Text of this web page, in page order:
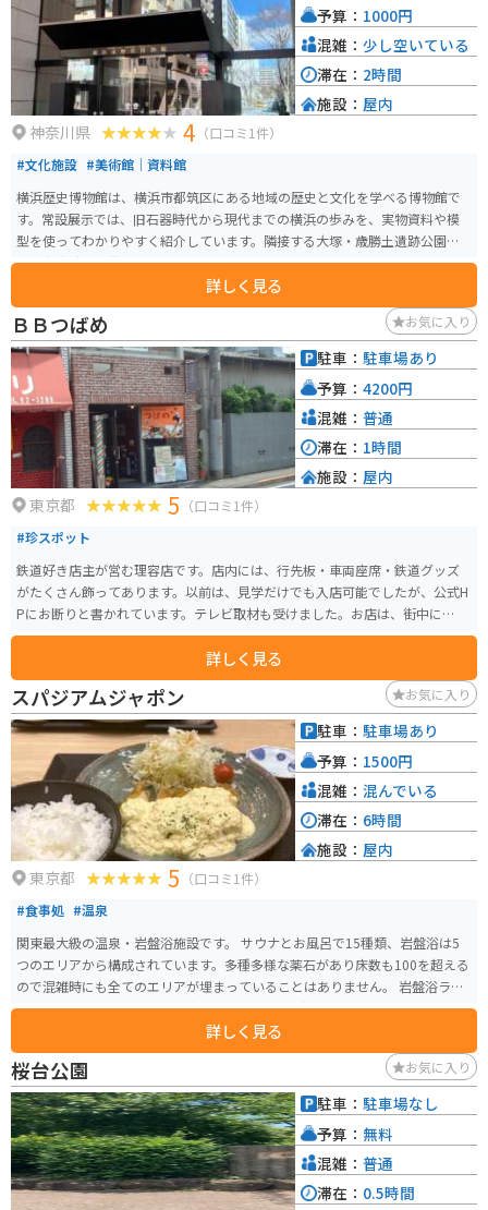
神奈川県 4 （口コミ1件）
#文化施設 #美術館｜資料館
横浜歴史博物館は、横浜市都筑区にある地域の歴史と文化を学べる博物館で
す。常設展示では、旧石器時代から現代までの横浜の歩みを、実物資料や模
型を使ってわかりやすく紹介しています。隣接する大塚・歳勝土遺跡公園で
は、弥生時代の住居跡を復元したエリアを見学でき、屋内外で歴史体験を楽
しめます。家族連れにも人気の学びスポットです。
詳しく見る
予算： 1000円
混雑： 少し空いている
滞在： 2時間
施設： 屋内
ＢＢつばめ お気に入り
東京都 5 （口コミ1件）
#珍スポット
鉄道好き店主が営む理容店です。店内には、行先板・車両座席・鉄道グッズ
がたくさん飾ってあります。以前は、見学だけでも入店可能でしたが、公式H
Pにお断りと書かれています。テレビ取材も受けました。お店は、街中にあり
ます。
詳しく見る
駐車： 駐車場あり
予算： 4200円
混雑： 普通
滞在： 1時間
施設： 屋内
スパジアムジャポン お気に入り
東京都 5 （口コミ1件）
#食事処 #温泉
関東最大級の温泉・岩盤浴施設です。 サウナとお風呂で15種類、岩盤浴は5
つのエリアから構成されています。多種多様な薬石があり床数も100を超える
ので混雑時にも全てのエリアが埋まっていることはありません。 岩盤浴ラウ
ンジにはコミックが約３万冊完備されており、2段ベッドやTV付きリクライニ
ングソファー、ロフトなど広々空間でリラックスできます。
詳しく見る
駐車： 駐車場あり
予算： 1500円
混雑： 混んでいる
滞在： 6時間
施設： 屋内
桜台公園 お気に入り
駐車： 駐車場なし
予算： 無料
混雑： 普通
滞在： 0.5時間